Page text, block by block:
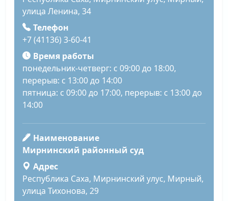
улица Ленина, 34
Телефон
+7 (41136) 3-60-41
Время работы
понедельник-четверг: с 09:00 до 18:00,
перерыв: с 13:00 до 14:00
пятница: с 09:00 до 17:00, перерыв: с 13:00 до
14:00
Наименование
Мирнинский районный суд
Адрес
Республика Саха, Мирнинский улус, Мирный,
улица Тихонова, 29